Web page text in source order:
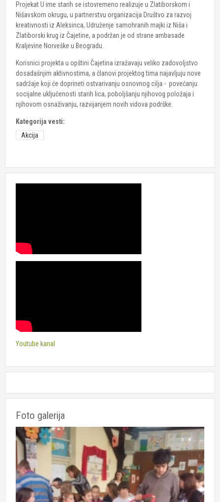
Projekat U ime starih se istovremeno realizuje u Zlatiborskom i
Nišavskom okrugu, u partnerstvu organizacija Društvo za razvoj
kreativnosti iz Aleksinca, Udruženje samohranih majki iz Niša i
Zlatiborski krug iz Čajetine, a podržan je od strane ambasade
Kraljevine Norveške u Beogradu.
Korisnici projekta u opštini Čajetina izražavaju veliko zadovoljstvo
dosadašnjim aktivnostima, a članovi projektog tima najavljuju nove
sadržaje koji će doprineti ostvarivanju osnovnog cilja - povećanju
socijalne uključenosti starih lica, poboljšanju njihovog položaja i
njihovom osnaživanju, razvijanjem novih vidova podrške.
Kategorija vesti:
Akcija
Youtube kanal
Foto galerija